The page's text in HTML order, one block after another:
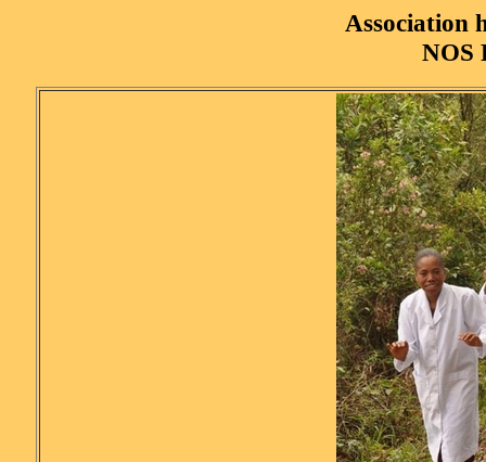
Association
NOS